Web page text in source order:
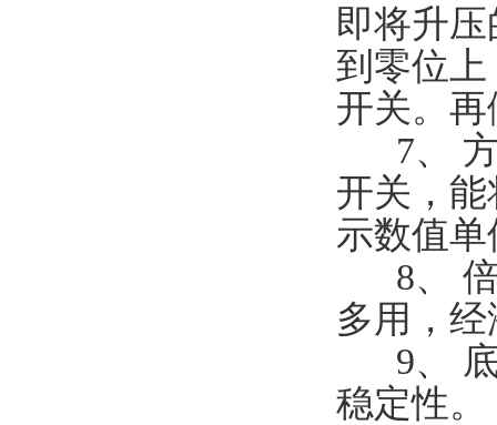
即将升
到零位
开关。
7、 方
开关，
示数值
8、 倍
多用，
9、 底
稳定性